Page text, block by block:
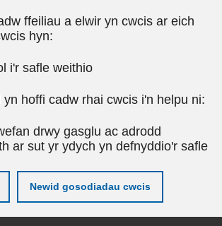
ffeiliau a elwir yn cwcis ar eich
hyn:
i'r safle weithio
yn hoffi cadw rhai cwcis i'n helpu ni:
drwy gasglu ac adrodd
ar sut yr ydych yn defnyddio'r safle
Newid gosodiadau cwcis